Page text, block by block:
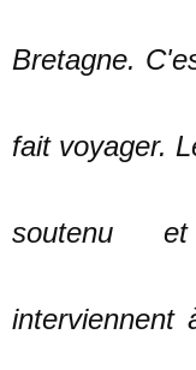
Bretagne.
fait voyager.
soutenu
interviennent